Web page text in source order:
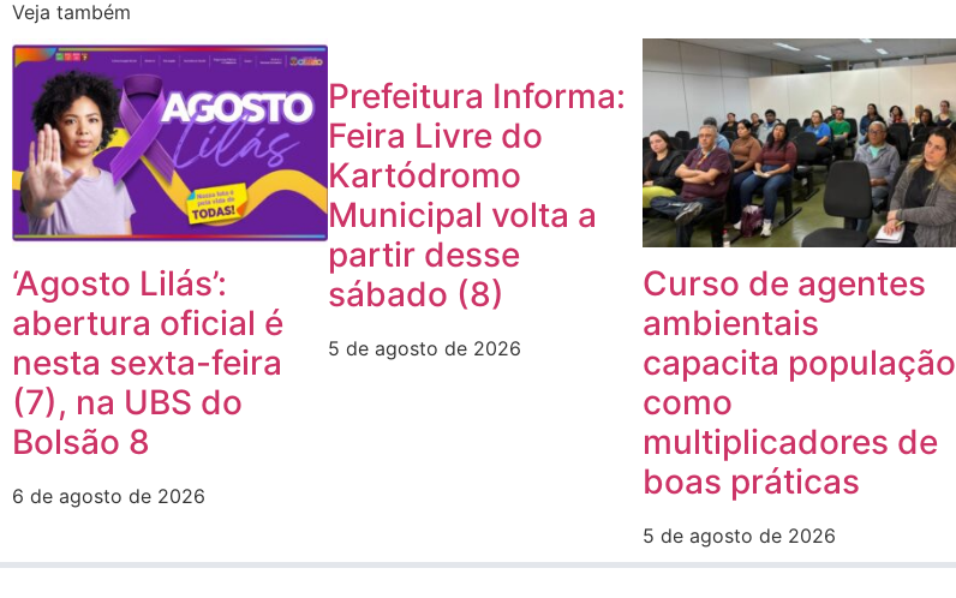
Veja também
‘Agosto Lilás’:
abertura oficial é
nesta sexta-feira
(7), na UBS do
Bolsão 8
6 de agosto de 2026
Prefeitura Informa:
Feira Livre do
Kartódromo
Municipal volta a
partir desse
sábado (8)
5 de agosto de 2026
Curso de agentes
ambientais
capacita população
como
multiplicadores de
boas práticas
5 de agosto de 2026